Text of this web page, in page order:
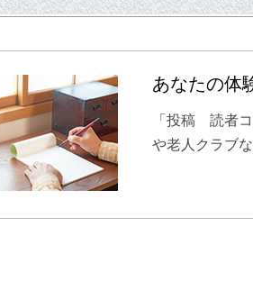
あなたの体
「投稿 読者
や老人クラブ